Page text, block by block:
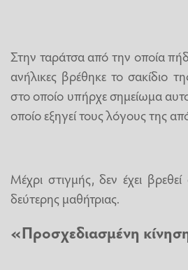
Στην ταράτσα από την οποία
ανήλικες βρέθηκε το σακίδιο
στο οποίο υπήρχε σημείωμα
οποίο εξηγεί τους λόγους της
Μέχρι στιγμής, δεν έχει
δεύτερης μαθήτριας.
«Προσχεδιασμένη